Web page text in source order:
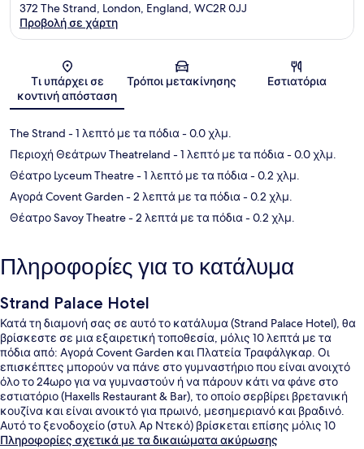
Χάρτης
372 The Strand, London, England, WC2R 0JJ
Προβολή σε χάρτη
Τι υπάρχει σε
κοντινή απόσταση
Τρόποι μετακίνησης Εστιατόρια
The Strand - 1 λεπτό με τα πόδια- 0.0 χλμ.
Περιοχή Θεάτρων Theatreland - 1 λεπτό με τα πόδια- 0.0 χλμ.
Θέατρο Lyceum Theatre- 1 λεπτό με τα πόδια- 0.2 χλμ.
Αγορά Covent Garden- 2 λεπτά με τα πόδια- 0.2 χλμ.
Θέατρο Savoy Theatre- 2 λεπτά με τα πόδια- 0.2 χλμ.
Πληροφορίες για το κατάλυμα
Strand Palace Hotel
Κατά τη διαμονή σας σε αυτό το κατάλυμα (Strand Palace Hotel), θα
βρίσκεστε σε μια εξαιρετική τοποθεσία, μόλις 10 λεπτά με τα
πόδια από: Αγορά Covent Garden και Πλατεία Τραφάλγκαρ. Οι
επισκέπτες μπορούν να πάνε στο γυμναστήριο που είναι ανοιχτό
όλο το 24ωρο για να γυμναστούν ή να πάρουν κάτι να φάνε στο
εστιατόριο (Haxells Restaurant & Bar), το οποίο σερβίρει βρετανική
κουζίνα και είναι ανοικτό για πρωινό, μεσημεριανό και βραδινό.
Αυτό το ξενοδοχείο (στυλ Αρ Ντεκό) βρίσκεται επίσης μόλις 10
λεπτά με τα πόδια από: Πλατεία Λέστερ και Ποταμός Τάμεσης. Σε
Πληροφορίες σχετικά με τα δικαιώματα ακύρωσης